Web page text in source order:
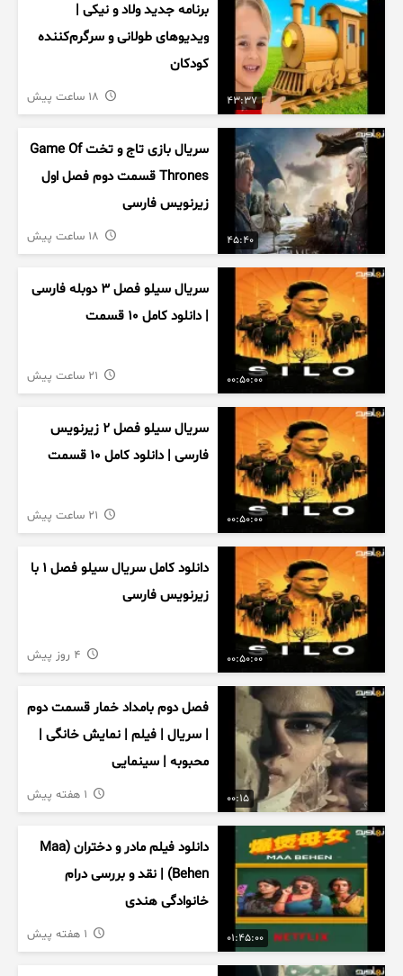
43:37
برنامه جدید ولاد و نیکی |
ویدیوهای طولانی و سرگرم‌کننده
کودکان
45:40
سریال بازی تاج و تخت Game Of
Thrones قسمت دوم فصل اول
زیرنویس فارسی
00:50:00
سریال سیلو فصل ۳ دوبله فارسی
| دانلود کامل ۱۰ قسمت
00:50:00
سریال سیلو فصل ۲ زیرنویس
فارسی | دانلود کامل ۱۰ قسمت
00:50:00
دانلود کامل سریال سیلو فصل ۱ با
زیرنویس فارسی
00:15
فصل دوم بامداد خمار قسمت دوم
| سریال | فیلم | نمایش خانگی |
محبوبه | سینمایی
01:45:00
دانلود فیلم مادر و دختران (Maa
Behen) | نقد و بررسی درام
خانوادگی هندی